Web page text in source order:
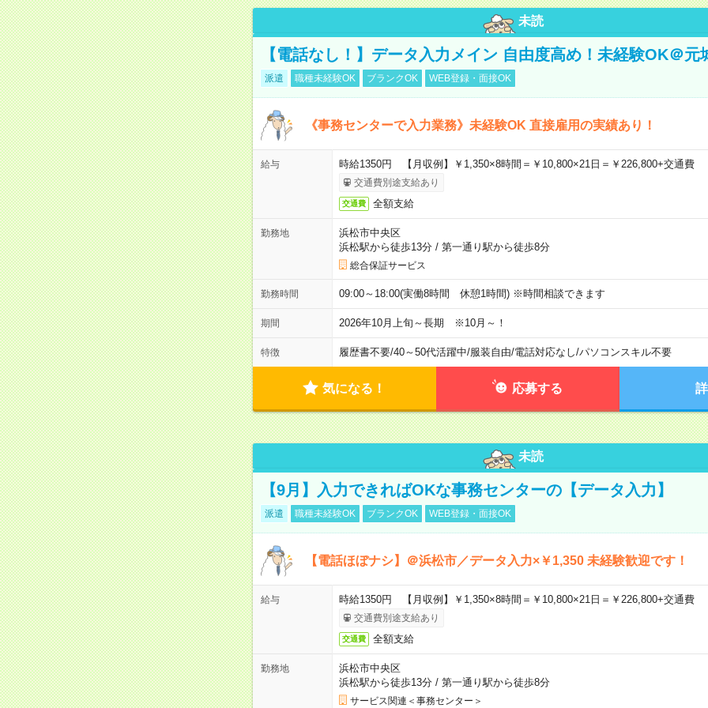
未読
【電話なし！】データ入力メイン 自由度高め！未経験OK＠元
派遣 職種未経験OK ブランクOK WEB登録・面接OK
《事務センターで入力業務》未経験OK 直接雇用の実績あり！
給与 時給1350円 【月収例】￥1,350×8時間＝￥10,800×21日＝￥226,800+交通費
交通費別途支給あり
交通費 全額支給
勤務地
浜松市中央区
浜松駅から徒歩13分/ 第一通り駅から徒歩8分
総合保証サービス
勤務時間 09:00～18:00(実働8時間 休憩1時間) ※時間相談できます
期間 2026年10月上旬～長期 ※10月～！
特徴 履歴書不要/40～50代活躍中/服装自由/電話対応なし/パソコンスキル不要
気になる！ 応募する
未読
【9月】入力できればOKな事務センターの【データ入力】
派遣 職種未経験OK ブランクOK WEB登録・面接OK
【電話ほぼナシ】＠浜松市／データ入力×￥1,350 未経験歓迎です！
給与 時給1350円 【月収例】￥1,350×8時間＝￥10,800×21日＝￥226,800+交通費
交通費別途支給あり
交通費 全額支給
勤務地
浜松市中央区
浜松駅から徒歩13分/ 第一通り駅から徒歩8分
サービス関連＜事務センター＞